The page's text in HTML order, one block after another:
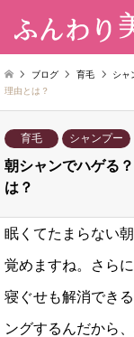
ブログ 育毛 シャ
理由とは？
育毛 シャンプー
朝シャンでハゲる
は？
眠くてたまらない
覚めますね。さら
寝ぐせも解消でき
ングするんだから